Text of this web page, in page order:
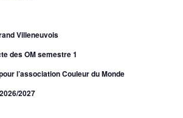
Villeneuvois
des OM semestre 1
l’association Couleur du Monde
2027